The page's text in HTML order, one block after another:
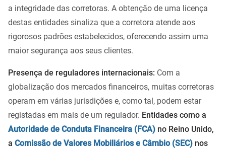
a integridade das corretoras. A obtenção de uma licença
destas entidades sinaliza que a corretora atende aos
rigorosos padrões estabelecidos, oferecendo assim uma
maior segurança aos seus clientes.
Presença de reguladores internacionais: Com a
globalização dos mercados financeiros, muitas corretoras
operam em várias jurisdições e, como tal, podem estar
registadas em mais de um regulador. Entidades como a
Autoridade de Conduta Financeira (FCA) no Reino Unido,
a Comissão de Valores Mobiliários e Câmbio (SEC) nos